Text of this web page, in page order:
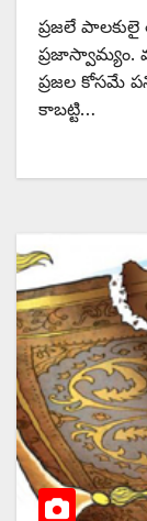
ప్రజలే
ప్రజాస్వామ్యం.
ప్రజల కోసమే
కాబట్టి…